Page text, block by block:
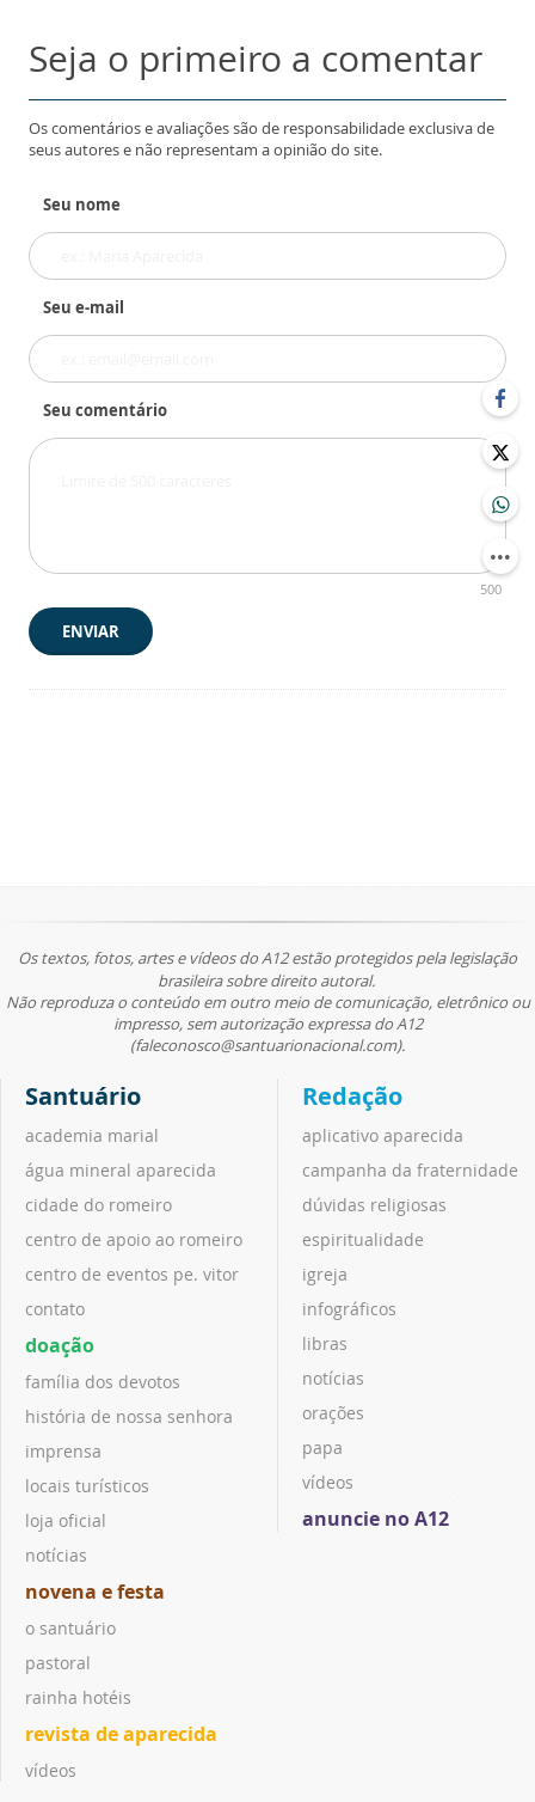
Seja o primeiro a comentar
Os comentários e avaliações são de responsabilidade exclusiva de
seus autores e não representam a opinião do site.
Seu nome
Seu e-mail
Seu comentário
500
ENVIAR
Os textos, fotos, artes e vídeos do A12 estão protegidos pela legislação
brasileira sobre direito autoral.
Não reproduza o conteúdo em outro meio de comunicação, eletrônico ou
impresso, sem autorização expressa do A12
(faleconosco@santuarionacional.com).
Santuário
academia marial
água mineral aparecida
cidade do romeiro
centro de apoio ao romeiro
centro de eventos pe. vitor
contato
doação
família dos devotos
história de nossa senhora
imprensa
locais turísticos
loja oficial
notícias
novena e festa
o santuário
pastoral
rainha hotéis
revista de aparecida
vídeos
Redação
aplicativo aparecida
campanha da fraternidade
dúvidas religiosas
espiritualidade
igreja
infográficos
libras
notícias
orações
papa
vídeos
anuncie no A12